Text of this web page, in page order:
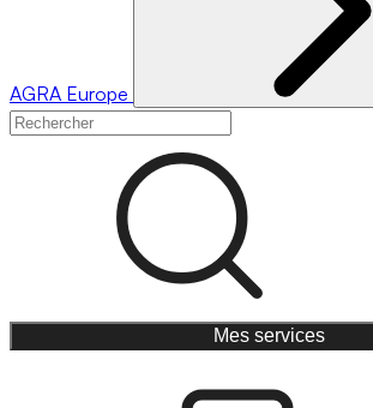
AGRA Europe
Mes services